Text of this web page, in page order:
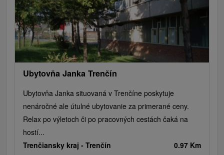
Ubytovňa Janka Trenčín
Ubytovňa Janka situovaná v Trenčíne poskytuje
nenáročné ale útulné ubytovanie za primerané ceny.
Relax po výletoch či po pracovných cestách čaká na
hostí...
Trenčiansky kraj - Trenčín 0.97 Km